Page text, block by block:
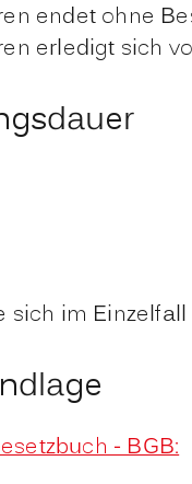
endet ohne
erledigt sich
sich im
- BGB: